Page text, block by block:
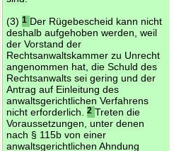
(3) 1 Der Rügebescheid kann nicht
deshalb aufgehoben werden, weil
der Vorstand der
Rechtsanwaltskammer zu Unrecht
angenommen hat, die Schuld des
Rechtsanwalts sei gering und der
Antrag auf Einleitung des
anwaltsgerichtlichen Verfahrens
nicht erforderlich.
2 Treten die
Voraussetzungen, unter denen
nach § 115b von einer
anwaltsgerichtlichen Ahndung